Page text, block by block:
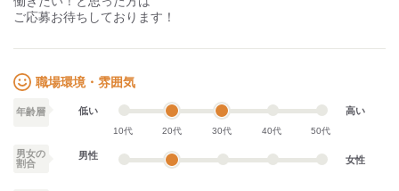
ご応募お待ちしております！
職場環境・雰囲気
年齢層 低い
10代 20代 30代 40代 50代
高い
男女の
割合
男性 女性